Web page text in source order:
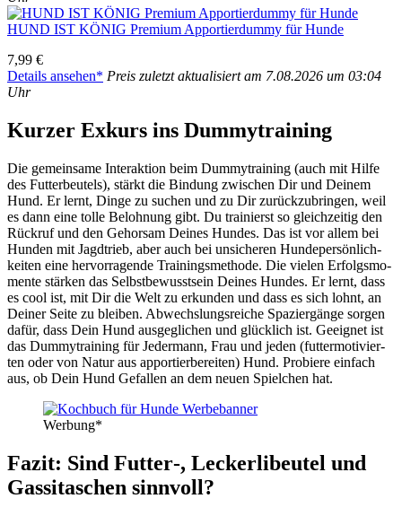
HUND IST KÖNIG Pre­mi­um Appor­tier­dum­my für Hun­de
7,99 €
Details anse­hen* Preis zuletzt aktua­li­siert am 7.08.2026 um 03:04
Uhr
Kur­zer Exkurs ins Dum­my­trai­ning
Die gemein­sa­me Inter­ak­ti­on beim Dum­my­trai­ning (auch mit Hil­fe
des Fut­ter­beu­tels), stärkt die Bin­dung zwi­schen Dir und Dei­nem
Hund. Er lernt, Din­ge zu suchen und zu Dir zurück­zu­brin­gen, weil
es dann eine tol­le Beloh­nung gibt. Du trai­nierst so gleich­zei­tig den
Rück­ruf und den Gehor­sam Dei­nes Hun­des. Das ist vor allem bei
Hun­den mit Jagd­trieb, aber auch bei unsi­che­ren Hun­de­per­sön­lich­
kei­ten eine her­vor­ra­gen­de Trai­nings­me­tho­de. Die vie­len Erfolgs­mo­
men­te stär­ken das Selbst­be­wusst­sein Dei­nes Hun­des. Er lernt, dass
es cool ist, mit Dir die Welt zu erkun­den und dass es sich lohnt, an
Dei­ner Sei­te zu blei­ben. Abwechs­lungs­rei­che Spa­zier­gän­ge sor­gen
dafür, dass Dein Hund aus­ge­gli­chen und glück­lich ist. Geeig­net ist
das Dum­my­trai­ning für Jeder­mann, Frau und jeden (fut­ter­mo­ti­vier­
ten oder von Natur aus appor­tier­be­rei­ten) Hund. Pro­bie­re ein­fach
aus, ob Dein Hund Gefal­len an dem neu­en Spiel­chen hat.
Wer­bung*
Fazit: Sind Futter‑, Lecker­li­beu­tel und
Gas­si­ta­schen sinn­voll?